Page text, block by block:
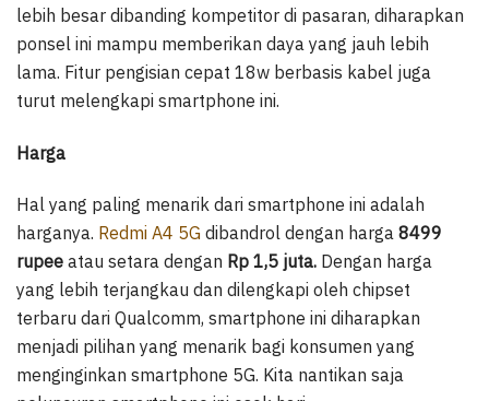
lebih besar dibanding kompetitor di pasaran, diharapkan
ponsel ini mampu memberikan daya yang jauh lebih
lama. Fitur pengisian cepat 18w berbasis kabel juga
turut melengkapi smartphone ini.
Harga
Hal yang paling menarik dari smartphone ini adalah
harganya. Redmi A4 5G dibandrol dengan harga 8499
rupee atau setara dengan Rp 1,5 juta. Dengan harga
yang lebih terjangkau dan dilengkapi oleh chipset
terbaru dari Qualcomm, smartphone ini diharapkan
menjadi pilihan yang menarik bagi konsumen yang
menginginkan smartphone 5G. Kita nantikan saja